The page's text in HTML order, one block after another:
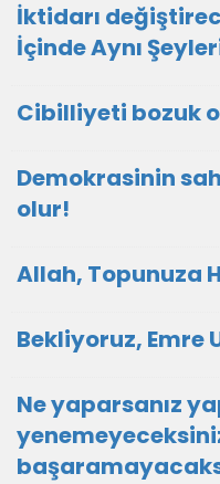
İktidarı
İçinde Aynı
Cibilliyeti bozuk
Demokrasinin
olur!
Allah, Topunuza
Bekliyoruz, Emre
Ne yaparsanız